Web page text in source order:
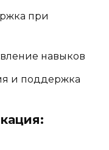
при
навыков
и поддержка